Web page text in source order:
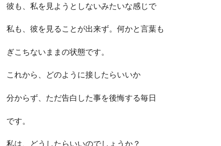
彼も、私を見ようとしないみたいな感じで
私も、彼を見ることが出来ず。何かと言葉も
ぎこちないままの状態です。
これから、どのように接したらいいか
分からず、ただ告白した事を後悔する毎日
です。
私は、どうしたらいいのでしょうか？